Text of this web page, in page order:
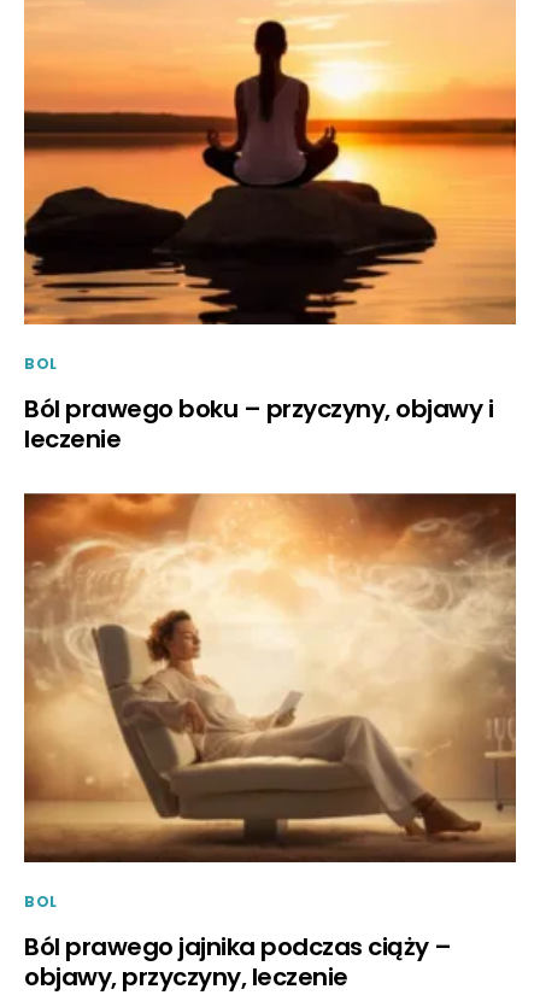
BOL
Ból prawego boku – przyczyny, objawy i
leczenie
BOL
Ból prawego jajnika podczas ciąży –
objawy, przyczyny, leczenie